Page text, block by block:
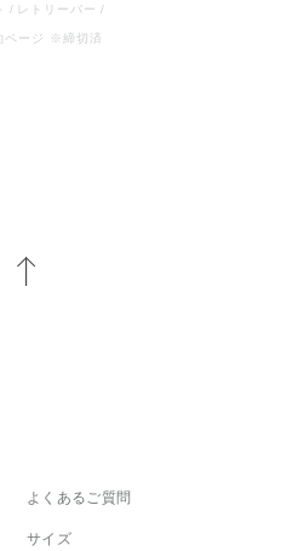
レトリーバー
ページ ※締切済
よくあるご質問
サイズ